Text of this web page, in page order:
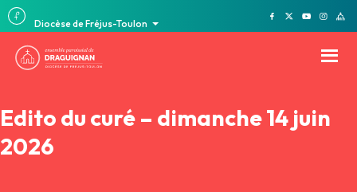
Diocèse de Fréjus-Toulon
Edito du curé – dimanche 14 juin
2026